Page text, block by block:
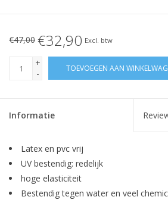
€47,00 €32,90 Excl. btw
+
-
TOEVOEGEN AAN
Informatie
Latex en pvc vrij
UV bestendig: redelijk
hoge elasticiteit
Bestendig tegen water en veel